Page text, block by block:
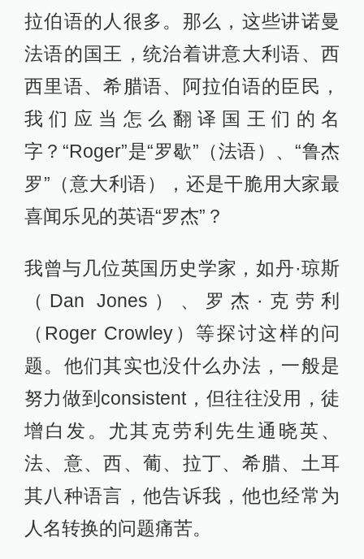
拉伯语的人很多。那么，这些讲诺曼
法语的国王，统治着讲意大利语、西
西里语、希腊语、阿拉伯语的臣民，
我们应当怎么翻译国王们的名
字？“Roger”是“罗歇”（法语）、“鲁杰
罗”（意大利语），还是干脆用大家最
喜闻乐见的英语“罗杰”？
我曾与几位英国历史学家，如丹·琼斯
（Dan Jones）、罗杰·克劳利
（Roger Crowley）等探讨这样的问
题。他们其实也没什么办法，一般是
努力做到consistent，但往往没用，徒
增白发。尤其克劳利先生通晓英、
法、意、西、葡、拉丁、希腊、土耳
其八种语言，他告诉我，他也经常为
人名转换的问题痛苦。